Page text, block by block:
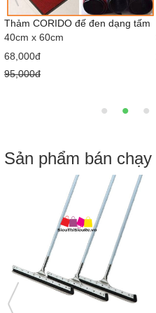
Thảm Welcome
120cm x 150cm
358,000đ
Sản phẩm bán chạy